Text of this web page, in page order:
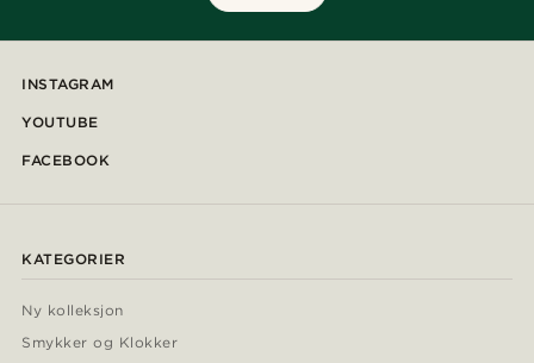
INSTAGRAM
YOUTUBE
FACEBOOK
KATEGORIER
Ny kolleksjon
Smykker og Klokker